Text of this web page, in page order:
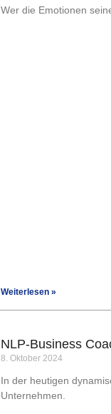
Wer die Emotionen
Weiterlesen »
NLP-Business
8. Oktober 2024
In der heutigen
Unternehmen.